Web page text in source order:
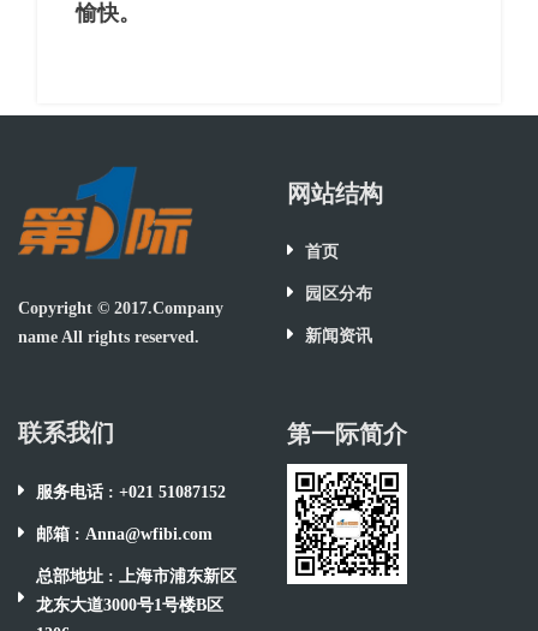
愉快。
Copyright © 2017.Company
name All rights reserved.
网站结构
首页
园区分布
新闻资讯
联系我们
服务电话 : +021 51087152
邮箱 : Anna@wfibi.com
总部地址 : 上海市浦东新区
龙东大道3000号1号楼B区
第一际简介